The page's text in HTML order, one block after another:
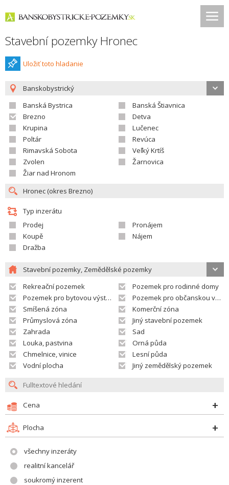
Stavební pozemky Hronec
Uložiť toto hladanie
Banskobystrický
Banská Bystrica
Banská Štiavnica
Brezno
Detva
Krupina
Lučenec
Poltár
Revúca
Rimavská Sobota
Veľký Krtíš
Zvolen
Žarnovica
Žiar nad Hronom
Typ inzerátu
Prodej
Pronájem
Koupě
Nájem
Dražba
Stavební pozemky, Zemědělské pozemky
Rekreační pozemek
Pozemek pro rodinné domy
Pozemek pro bytovou výstavbu
Pozemek pro občanskou vybavenost
Smíšená zóna
Komerční zóna
Průmyslová zóna
Jiný stavební pozemek
Zahrada
Sad
Louka, pastvina
Orná půda
Chmelnice, vinice
Lesní půda
Vodní plocha
Jiný zemědělský pozemek
Cena
Plocha
všechny inzeráty
realitní kancelář
soukromý inzerent